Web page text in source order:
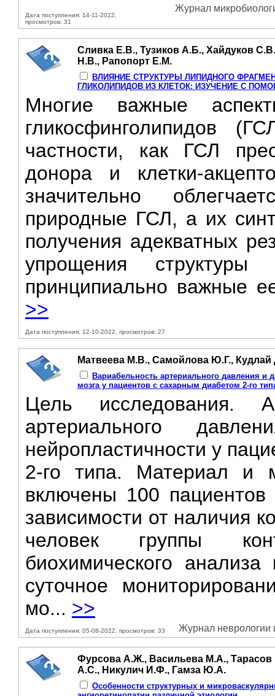
Дата поступления: 14-11-2022,
просмотров: 31
Журнал
Сливка Е.В., Тузиков А.Б., Хайдуков
Н.В., Рапопорт Е.М.
ВЛИЯНИЕ СТРУКТУРЫ ЛИПИДНОГО
ГЛИКОЛИПИДОВ ИЗ КЛЕТОК: ИЗУЧЕНИЕ С
Многие важные
гликосфинголипидов
частности, как ГСЛ
донора и клетки-
значительно
природные ГСЛ, а их
получения адекватных
упрощения
принципиально важные
>>
Дата поступления: 12-10-2022, просмотров: 27
Матвеева М.В., Самойлова Ю.Г., Кудлай
Вариабельность артериального давления и
мозга у пациентов с сахарным диабетом 2-го
Цель исследования.
артериального
нейропластичности у
2-го типа. Материал и
включены 100
зависимости от наличия
человек группы
биохимического
суточное
мо... >>
Дата поступления: 05-08-2022, просмотров: 33 Журнал неврологии
Фурсова А.Ж., Васильева М.А.,
А.С., Никулич И.Ф., Гамза Ю.А.
Особенности структурных и